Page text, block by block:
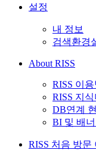
설정
내 정보
검색환경
About RISS
RISS 이용
RISS 지식
DB연계
BI 및 배
RISS 처음 방문